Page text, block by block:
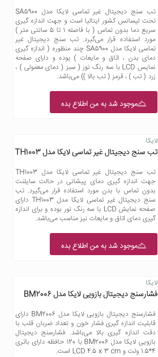
تب سنج دیجیتال غیر تماسی لایکا مدل SA5900
تحت لیسانس کشور ایتالیا است و جهت اندازه گیری
سریع دما بدون تماس ( با فاصله 1 تا 5 سانتی متر )
مورد استفاده قرار می‌گیرد. تب سنج دیجیتال غیر
تماسی لایکا مدل SA5900 چند منظوره ( اندازه گیری
دمای بدن ، اتاق و مایعات ) بوده و دارای صفحه
نمایس LCD با سه رنگ نوز ( سبز ( دمای معمولی ) ،
زرد ( تب ) ، قرمز ( تب بالا )) می‌باشد.
موجود شد به من اطلاع بده
لایکا
تب سنج دیجیتال غیر تماسی لایکا مدل TH1003
تب سنج دیجیتال غیر تماسی لایکا مدل TH1003
جهت اندازه گیری دمای پیشانی در حالت سایلنت
بدون تماس با بدن مورد استفاده قرار می‌گیرد. تب
سنج دیجیتال غیر تماسی لایکا مدل TH1003 دارای
صفحه نمایش LCD با سه رنگ نور بوده و برای اندازه
گیری دمای اتاق و مایعات نیز مناسب می‌باشد.
موجود شد به من اطلاع بده
لایکا
فشارسنج دیجیتال بازویی لایکا مدل BM2006
فشارسنج دیجیتال بازویی لایکا مدل BM2006 دارای
قابلیت اندازه گیری فشار خون و تعداد ضربان قلب با
دقت اندازه گیری بالا می‌باشد. فشارسنج دیجیتال
بازویی لایکا مدل BM2006 با 120 حافظه دارای باتری
4*1.5 ولت و LCD 4.5 x 3 cm است.